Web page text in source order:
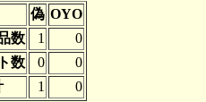
偽 OYO
数
1
0
数
0
0
1 0